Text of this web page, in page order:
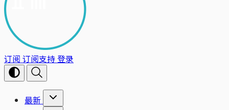
订阅 订阅支持登录
最新